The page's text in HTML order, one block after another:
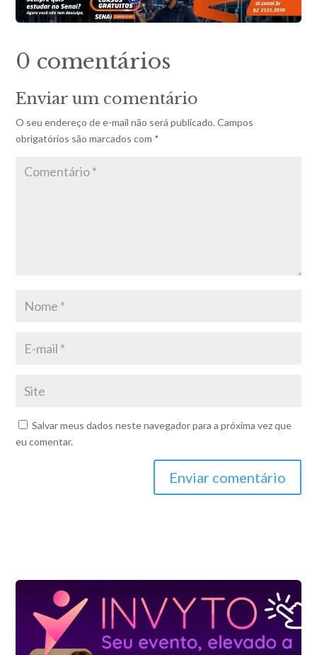
0 comentários
Enviar um comentário
O seu endereço de e-mail não será publicado. Campos
obrigatórios são marcados com *
Salvar meus dados neste navegador para a próxima vez que
eu comentar.
Enviar comentário